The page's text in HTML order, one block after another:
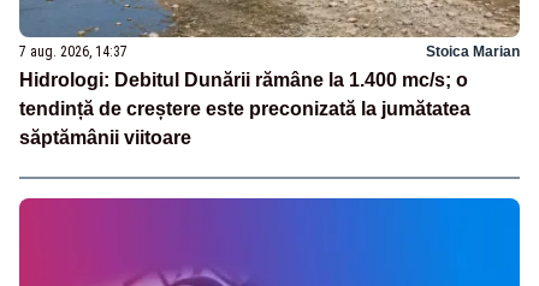
7 aug. 2026, 14:37 Stoica Marian
Hidrologi: Debitul Dunării rămâne la 1.400 mc/s; o
tendință de creștere este preconizată la jumătatea
săptămânii viitoare